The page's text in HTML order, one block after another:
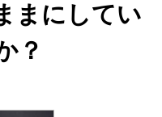
まにしてい
？